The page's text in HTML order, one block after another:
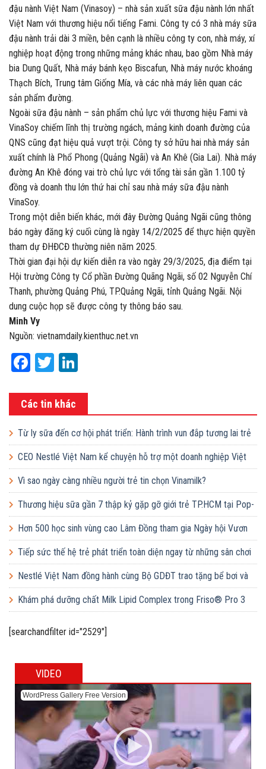
đậu nành Việt Nam (Vinasoy) – nhà sản xuất sữa đậu nành lớn nhất
Việt Nam với thương hiệu nổi tiếng Fami. Công ty có 3 nhà máy sữa
đậu nành trải dài 3 miền, bên cạnh là nhiều công ty con, nhà máy, xí
nghiệp hoạt động trong những mảng khác nhau, bao gồm Nhà máy
bia Dung Quất, Nhà máy bánh kẹo Biscafun, Nhà máy nước khoáng
Thạch Bích, Trung tâm Giống Mía, và các nhà máy liên quan các
sản phẩm đường.
Ngoài sữa đậu nành – sản phẩm chủ lực với thương hiệu Fami và
VinaSoy chiếm lĩnh thị trường ngách, mảng kinh doanh đường của
QNS cũng đạt hiệu quả vượt trội. Công ty sở hữu hai nhà máy sản
xuất chính là Phổ Phong (Quảng Ngãi) và An Khê (Gia Lai). Nhà máy
đường An Khê đóng vai trò chủ lực với tổng tài sản gần 1.100 tỷ
đồng và doanh thu lớn thứ hai chỉ sau nhà máy sữa đậu nành
VinaSoy.
Trong một diễn biến khác, mới đây Đường Quảng Ngãi cũng thông
báo ngày đăng ký cuối cùng là ngày 14/2/2025 để thực hiện quyền
tham dự ĐHĐCĐ thường niên năm 2025.
Thời gian đại hội dự kiến diễn ra vào ngày 29/3/2025, địa điểm tại
Hội trường Công ty Cổ phần Đường Quãng Ngãi, số 02 Nguyễn Chí
Thanh, phường Quảng Phú, TP.Quảng Ngãi, tỉnh Quảng Ngãi. Nội
dung cuộc họp sẽ được công ty thông báo sau.
Minh Vy
Nguồn: vietnamdaily.kienthuc.net.vn
Facebook
Twitter
Các tin khác
Từ ly sữa đến cơ hội phát triển: Hành trình vun đắp tương lai trẻ
em Việt của Vinamilk
CEO Nestlé Việt Nam kể chuyện hỗ trợ một doanh nghiệp Việt
tăng quy mô gấp 10 lần
Vì sao ngày càng nhiều người trẻ tin chọn Vinamilk?
Thương hiệu sữa gần 7 thập kỷ gặp gỡ giới trẻ TP.HCM tại Pop-
up ‘Thưởng vị hè’
Hơn 500 học sinh vùng cao Lâm Đồng tham gia Ngày hội Vươn
cao Việt Nam
Tiếp sức thế hệ trẻ phát triển toàn diện ngay từ những sân chơi
học đường
Nestlé Việt Nam đồng hành cùng Bộ GDĐT trao tặng bể bơi và
lớp dạy bơi mô hình điểm cho học sinh tại tỉnh Bắc Ninh
Khám phá dưỡng chất Milk Lipid Complex trong Friso® Pro 3
[searchandfilter id="2529"]
VIDEO
WordPress Gallery Free Version